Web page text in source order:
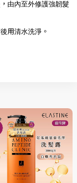
由內至外修護強韌髮
用清水洗淨。